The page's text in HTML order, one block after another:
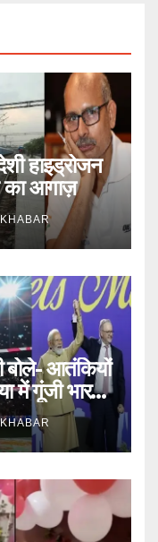
हाइड्रोजन
का आगाज़
बोले- आतंकियों
में गूंजी भारत